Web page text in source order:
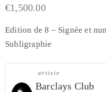
€1,500.00
Edition de 8 – Signée et
Subligraphie
artiste
Barclays Club